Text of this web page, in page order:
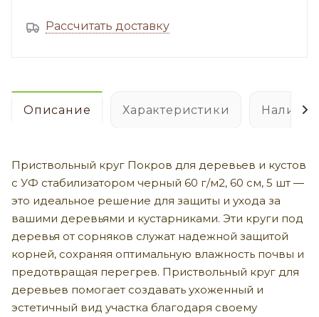
Рассчитать доставку
Описание Характеристики
Приствольный круг Покров для деревьев и кустов
с УФ стабилизатором черный 60 г/м2, 60 см, 5 шт —
это идеальное решение для защиты и ухода за
вашими деревьями и кустарниками. Эти круги под
деревья от сорняков служат надежной защитой
корней, сохраняя оптимальную влажность почвы и
предотвращая перегрев. Приствольный круг для
деревьев помогает создавать ухоженный и
эстетичный вид участка благодаря своему